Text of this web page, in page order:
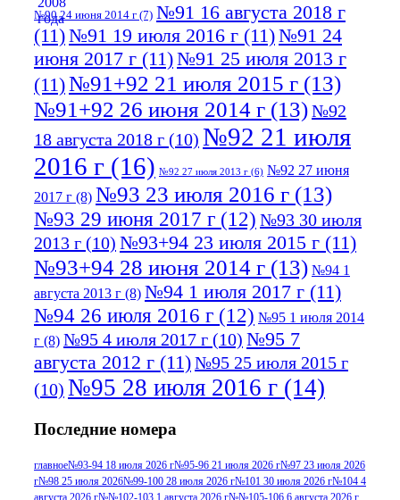
№90 24 июня 2014 г (7) №91 16 августа 2018 г
(11)№91 19 июля 2016 г (11)№91 24
июня 2017 г (11)№91 25 июля 2013 г
(11)№91+92 21 июля 2015 г (13)
№91+92 26 июня 2014 г (13)№92
18 августа 2018 г (10) №92 21 июля
2016 г (16) №92 27 июля 2013 г (6) №92 27 июня
2017 г (8) №93 23 июля 2016 г (13)
№93 29 июня 2017 г (12) №93 30 июля
2013 г (10) №93+94 23 июля 2015 г (11)
№93+94 28 июня 2014 г (13) №94 1
августа 2013 г (8) №94 1 июля 2017 г (11)
№94 26 июля 2016 г (12) №95 1 июля 2014
г (8) №95 4 июля 2017 г (10) №95 7
августа 2012 г (11)№95 25 июля 2015 г
(10) №95 28 июля 2016 г (14)
июля 2017 г(11)№96 9 августа 2012
г(13) №96 28 июля 2015 г(9) №96+97 3
июля 2014 г(10)№96+97 30 июля
Последние номера
главное№93-94 18 июля 2026 г№95-96 21 июля 2026 г№97 23 июля 2026
г№98 25 июля 2026№99-100 28 июля 2026 г№101 30 июля 2026 г№104 4
августа 2026 г№№102-103 1 августа 2026 г№№105-106 6 августа 2026 г